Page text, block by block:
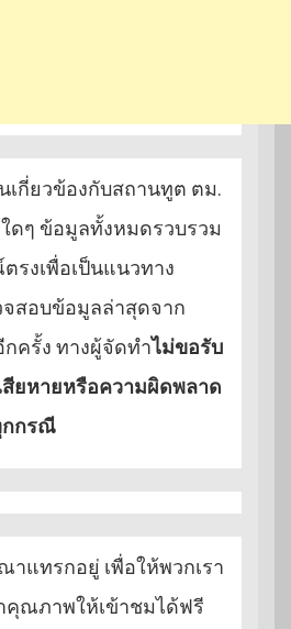
เกี่ยวข้องกับสถานทูต ตม.
ดๆ ข้อมูลทั้งหมดรวบรวม
รงเพื่อเป็นแนวทาง
จสอบข้อมูลล่าสุดจาก
กครั้ง ทางผู้จัดทำไม่ขอรับ
ยหายหรือความผิดพลาด
กกรณี
าแทรกอยู่ เพื่อให้พวกเรา
คุณภาพให้เข้าชมได้ฟรี